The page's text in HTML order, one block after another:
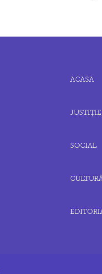
ACASA
JUSTIȚIE
SOCIAL